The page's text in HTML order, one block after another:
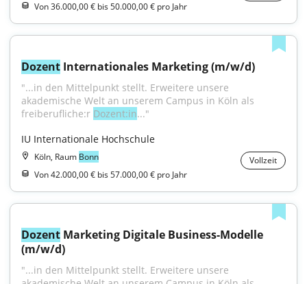
Von 36.000,00 € bis 50.000,00 € pro Jahr
Dozent Internationales Marketing (m/w/d)
"...in den Mittelpunkt stellt. Erweitere unsere
akademische Welt an unserem Campus in Köln als
freiberufliche:r Dozent:in..."
IU Internationale Hochschule
Köln, Raum Bonn
Vollzeit
Von 42.000,00 € bis 57.000,00 € pro Jahr
Dozent Marketing Digitale Business-Modelle
(m/w/d)
"...in den Mittelpunkt stellt. Erweitere unsere